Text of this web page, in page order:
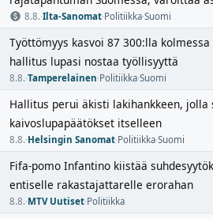
8.8.·Ilta-Sanomat·Politiikka·Suomi
Työttömyys kasvoi 87 300:lla kolmessa
hallitus lupasi nostaa työllisyyttä
8.8.·Tamperelainen·Politiikka·Suomi
Hallitus perui äkisti lakihankkeen,
kaivoslupapäätökset itselleen
8.8.·Helsingin Sanomat·Politiikka·Suomi
Fifa-pomo Infantino kiistää
entiselle rakastajattarelle erorahan
8.8.·MTV Uutiset·Politiikka